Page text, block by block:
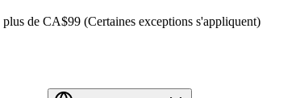
plus de CA$99 (Certaines exceptions s'appliquent)